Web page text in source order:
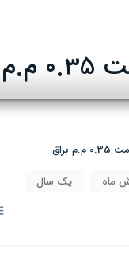
ماه یک سال